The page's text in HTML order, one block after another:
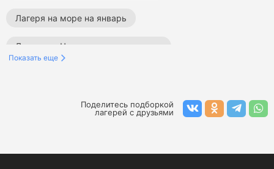
Лагеря на море на январь
Лагеря на Черном море на январь
Лагеря в Краснодарском крае на январь
Показать еще
Поделитесь подборкой
лагерей с друзьями